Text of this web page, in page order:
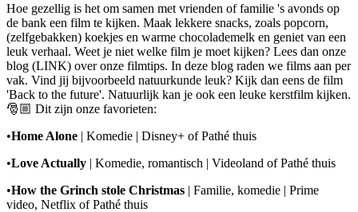
Hoe gezellig is het om samen met vrienden of familie 's avonds op
de bank een film te kijken. Maak lekkere snacks, zoals popcorn,
(zelfgebakken) koekjes en warme chocolademelk en geniet van een
leuk verhaal. Weet je niet welke film je moet kijken? Lees dan onze
blog (LINK) over onze filmtips. In deze blog raden we films aan per
vak. Vind jij bijvoorbeeld natuurkunde leuk? Kijk dan eens de film
'Back to the future'. Natuurlijk kan je ook een leuke kerstfilm kijken.
🎅🏼 Dit zijn onze favorieten:
•Home Alone | Komedie | Disney+ of Pathé thuis
•Love Actually | Komedie, romantisch | Videoland of Pathé thuis
•How the Grinch stole Christmas | Familie, komedie | Prime
video, Netflix of Pathé thuis